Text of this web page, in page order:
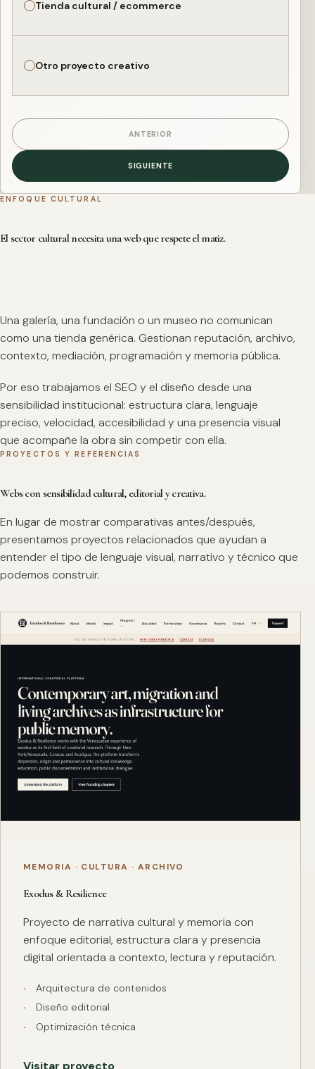
Tienda cultural / ecommerce
Otro proyecto creativo
ANTERIOR
SIGUIENTE
ENFOQUE CULTURAL
El sector cultural necesita una web que respete el matiz.
Una galería, una fundación o un museo no comunican
como una tienda genérica. Gestionan reputación, archivo,
contexto, mediación, programación y memoria pública.
Por eso trabajamos el SEO y el diseño desde una
sensibilidad institucional: estructura clara, lenguaje
preciso, velocidad, accesibilidad y una presencia visual
que acompañe la obra sin competir con ella.
PROYECTOS Y REFERENCIAS
Webs con sensibilidad cultural, editorial y creativa.
En lugar de mostrar comparativas antes/después,
presentamos proyectos relacionados que ayudan a
entender el tipo de lenguaje visual, narrativo y técnico que
podemos construir.
MEMORIA · CULTURA · ARCHIVO
Exodus & Resilience
Proyecto de narrativa cultural y memoria con
enfoque editorial, estructura clara y presencia
digital orientada a contexto, lectura y reputación.
Arquitectura de contenidos
Diseño editorial
Optimización técnica
Visitar proyecto